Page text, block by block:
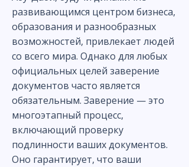
развивающимся центром бизнеса,
образования и разнообразных
возможностей, привлекает людей
со всего мира. Однако для любых
официальных целей заверение
документов часто является
обязательным. Заверение — это
многоэтапный процесс,
включающий проверку
подлинности ваших документов.
Оно гарантирует, что ваши